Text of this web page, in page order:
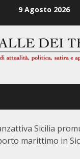
9 Agosto 2026
Sicilia
marittimo in